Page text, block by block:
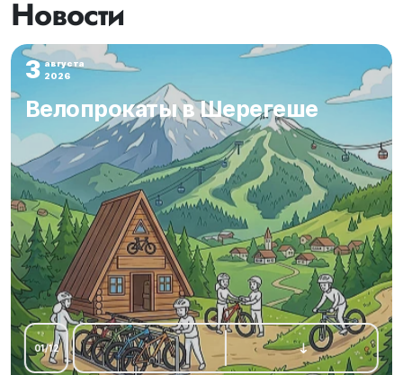
Новости
01/12
3 августа
2026
Велопрокаты в Шерегеше